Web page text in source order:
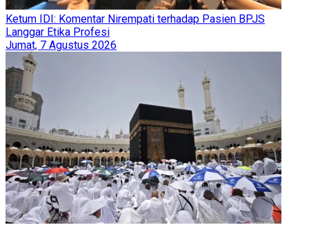
Ketum IDI: Komentar Nirempati terhadap Pasien BPJS
Langgar Etika Profesi
Jumat, 7 Agustus 2026